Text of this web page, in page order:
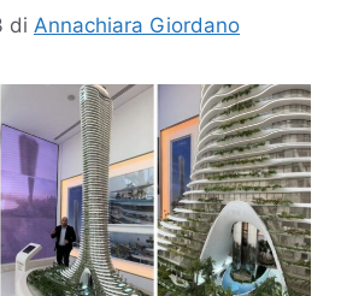
di Annachiara Giordano